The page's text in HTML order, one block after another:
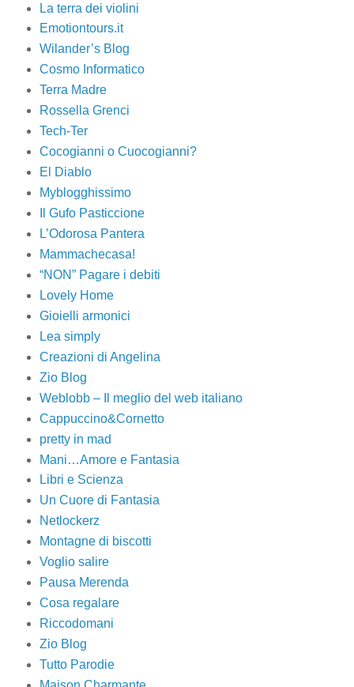
La terra dei violini
Emotiontours.it
Wilander’s Blog
Cosmo Informatico
Terra Madre
Rossella Grenci
Tech-Ter
Cocogianni o Cuocogianni?
El Diablo
Myblogghissimo
Il Gufo Pasticcione
L’Odorosa Pantera
Mammachecasa!
“NON” Pagare i debiti
Lovely Home
Gioielli armonici
Lea simply
Creazioni di Angelina
Zio Blog
Weblobb – Il meglio del web italiano
Cappuccino&Cornetto
pretty in mad
Mani…Amore e Fantasia
Libri e Scienza
Un Cuore di Fantasia
Netlockerz
Montagne di biscotti
Voglio salire
Pausa Merenda
Cosa regalare
Riccodomani
Zio Blog
Tutto Parodie